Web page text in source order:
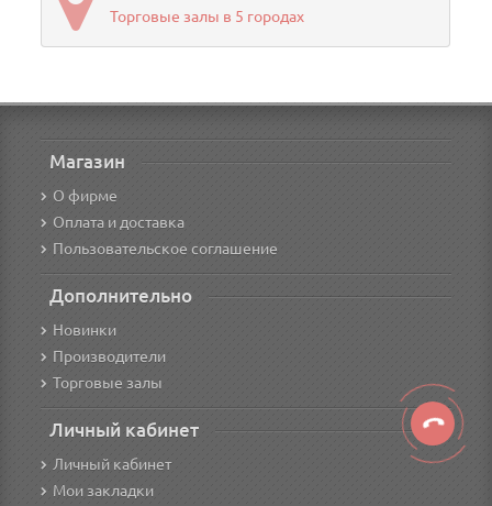
Торговые залы в 5 городах
Магазин
О фирме
Оплата и доставка
Пользовательское соглашение
Дополнительно
Новинки
Производители
Торговые залы
Личный кабинет
Личный кабинет
Мои закладки